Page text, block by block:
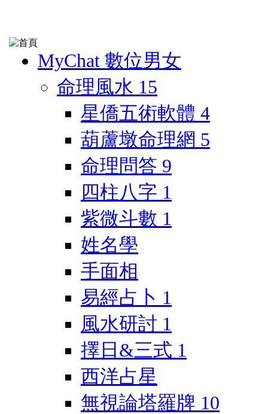
MyChat 數位男女
命理風水 15
星僑五術軟體 4
葫蘆墩命理網 5
命理問答 9
四柱八字 1
紫微斗數 1
姓名學
手面相
易經占卜 1
風水研討 1
擇日&三式 1
西洋占星
無視論塔羅牌 10